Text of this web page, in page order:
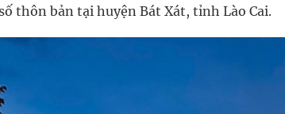
thôn bản tại huyện Bát Xát, tỉnh Lào Cai.